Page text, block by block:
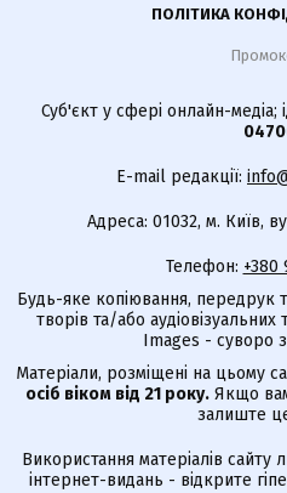
ПОЛІТИКА
Суб'єкт у сфері онлайн-медіа;
E-mail редакції:
Адреса: 01032, м. Київ,
Телефон: +380
Будь-яке копіювання, передрук
творів та/або
Images - суворо
Матеріали, розміщені на цьому
осіб віком від 21 року. Якщо
залиште
Використання матеріалів
інтернет-видань - відкрите